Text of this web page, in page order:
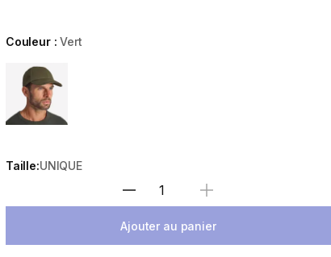
Couleur :Vert
Choose a variant
Taille:UNIQUE
Sélectionnez la quantité
Ajouter au panier